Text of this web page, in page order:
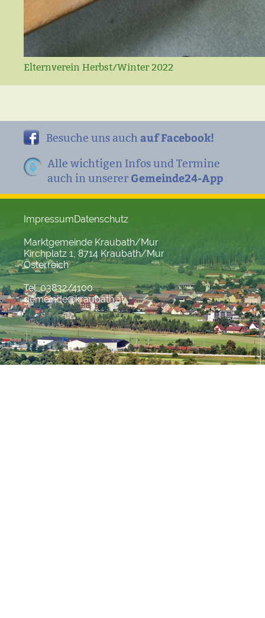
Elternverein Herbst/Winter 2022
Besuche uns auch auf Facebook!
Alle wichtigen Infos und Termine
auch in unserer Gemeinde24-App
ImpressumDatenschutz
Marktgemeinde Kraubath/Mur
Kirchplatz 1, 8714 Kraubath/Mur
Österreich
Tel. 03832/4100
gemeinde@kraubath.at